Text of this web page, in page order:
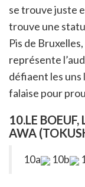
se trouve juste
trouve une
Pis de
représente
défiaent les uns
falaise pour
10.LE BOEUF,
AWA
10a 10b